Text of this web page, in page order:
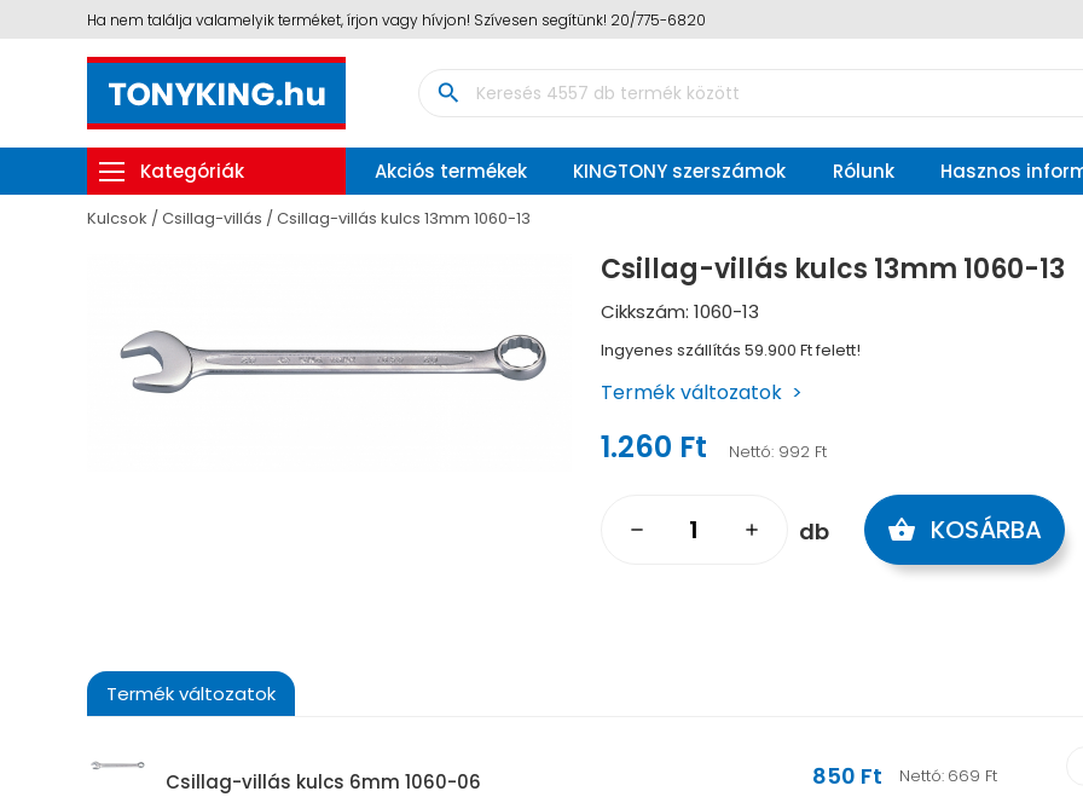
Ha nem találja valamelyik terméket, írjon vagy hívjon! Szívesen segítünk! 20/775-6820
Kategóriák Akciós termékek KINGTONY szerszámok Rólunk Hasznos
search
Kulcsok Csillag-villás Csillag-villás kulcs 13mm 1060-13
Csillag-villás kulcs 13mm 1060-13
Cikkszám: 1060-13
Ingyenes szállítás 59.900 Ft felett!
Termék változatok
1.260 Ft Nettó: 992 Ft
remove add db shopping_basket KOSÁRBA
Termék változatok
Csillag-villás kulcs 6mm 1060-06 850 Ft Nettó: 669 Ft